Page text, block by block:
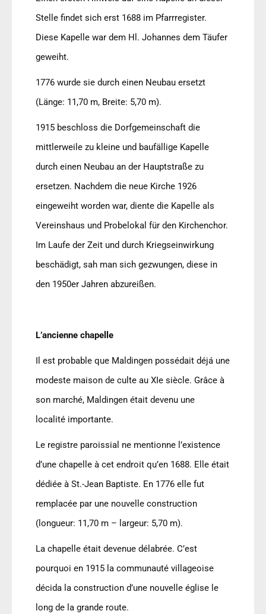
Stelle findet sich erst 1688 im Pfarrregister.
Diese Kapelle war dem Hl. Johannes dem Täufer
geweiht.
1776 wurde sie durch einen Neubau ersetzt
(Länge: 11,70 m, Breite: 5,70 m).
1915 beschloss die Dorfgemeinschaft die
mittlerweile zu kleine und baufällige Kapelle
durch einen Neubau an der Hauptstraße zu
ersetzen. Nachdem die neue Kirche 1926
eingeweiht worden war, diente die Kapelle als
Vereinshaus und Probelokal für den Kirchenchor.
Im Laufe der Zeit und durch Kriegseinwirkung
beschädigt, sah man sich gezwungen, diese in
den 1950er Jahren abzureißen.
L’ancienne chapelle
Il est probable que Maldingen possédait déjá une
modeste maison de culte au XIe siècle. Grâce à
son marché, Maldingen était devenu une
localité importante.
Le registre paroissial ne mentionne l ’existence
d’une chapelle à cet endroit qu’en 1688. Elle était
dédiée à St.-Jean Baptiste. En 1776 elle fut
remplacée par une nouvelle construction
(longueur: 11,70 m – largeur: 5,70 m).
La chapelle était devenue délabrée. C’est
pourquoi en 1915 la communauté villageoise
décida la construction d’une nouvelle église le
long de la grande route.